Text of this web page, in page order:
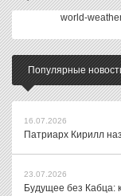
world-
Популярные
16.07.2026
Патриарх Кирилл
23.07.2026
Будущее без Кабца: